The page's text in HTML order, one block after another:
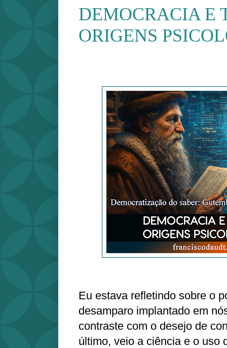
DEMOCRACIA E
ORIGENS
Eu estava refletindo sobre o
desamparo implantado em
contraste com o desejo de
último, veio a ciência e o uso